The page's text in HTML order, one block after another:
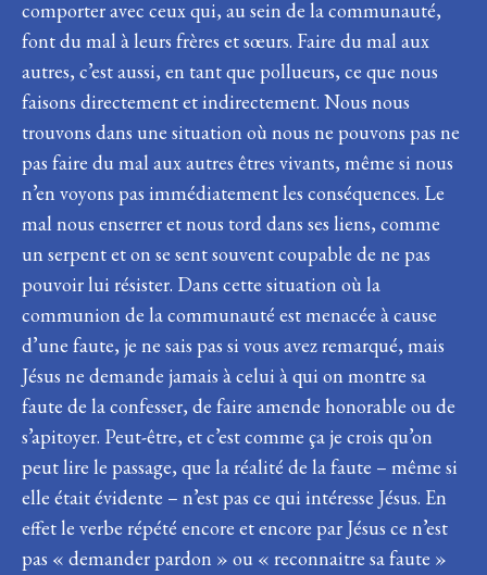
comporter avec ceux qui, au sein de la communauté,
font du mal à leurs frères et sœurs. Faire du mal aux
autres, c’est aussi, en tant que pollueurs, ce que nous
faisons directement et indirectement. Nous nous
trouvons dans une situation où nous ne pouvons pas ne
pas faire du mal aux autres êtres vivants, même si nous
n’en voyons pas immédiatement les conséquences. Le
mal nous enserrer et nous tord dans ses liens, comme
un serpent et on se sent souvent coupable de ne pas
pouvoir lui résister. Dans cette situation où la
communion de la communauté est menacée à cause
d’une faute, je ne sais pas si vous avez remarqué, mais
Jésus ne demande jamais à celui à qui on montre sa
faute de la confesser, de faire amende honorable ou de
s’apitoyer. Peut-être, et c’est comme ça je crois qu’on
peut lire le passage, que la réalité de la faute – même si
elle était évidente – n’est pas ce qui intéresse Jésus. En
effet le verbe répété encore et encore par Jésus ce n’est
pas « demander pardon » ou « reconnaitre sa faute »